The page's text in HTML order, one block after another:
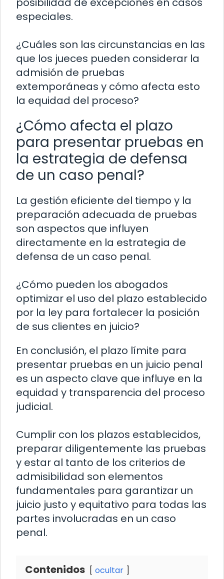
especiales.
¿Cuáles son las circunstancias en las
que los jueces pueden considerar la
admisión de pruebas
extemporáneas y cómo afecta esto
la equidad del proceso?
¿Cómo afecta el plazo
para presentar pruebas en
la estrategia de defensa
de un caso penal?
La gestión eficiente del tiempo y la
preparación adecuada de pruebas
son aspectos que influyen
directamente en la estrategia de
defensa de un caso penal.
¿Cómo pueden los abogados
optimizar el uso del plazo establecido
por la ley para fortalecer la posición
de sus clientes en juicio?
En conclusión, el plazo límite para
presentar pruebas en un juicio penal
es un aspecto clave que influye en la
equidad y transparencia del proceso
judicial.
Cumplir con los plazos establecidos,
preparar diligentemente las pruebas
y estar al tanto de los criterios de
admisibilidad son elementos
fundamentales para garantizar un
juicio justo y equitativo para todas las
partes involucradas en un caso
penal.
Contenidos ocultar